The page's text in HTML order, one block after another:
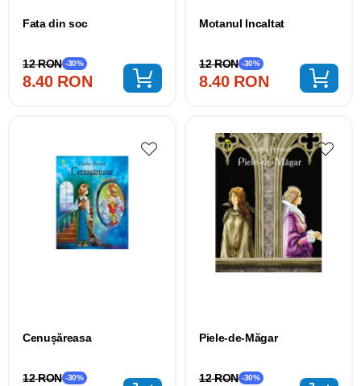
Fata din soc
8.40 RON
12 RON -30%
Motanul Incaltat
8.40 RON
12 RON -30%
Cenușăreasa
12 RON -30%
Piele-de-Măgar
12 RON -30%